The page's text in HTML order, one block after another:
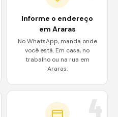
Informe o endereço
em Araras
No WhatsApp, manda onde
você está. Em casa, no
trabalho ou na rua em
Araras.